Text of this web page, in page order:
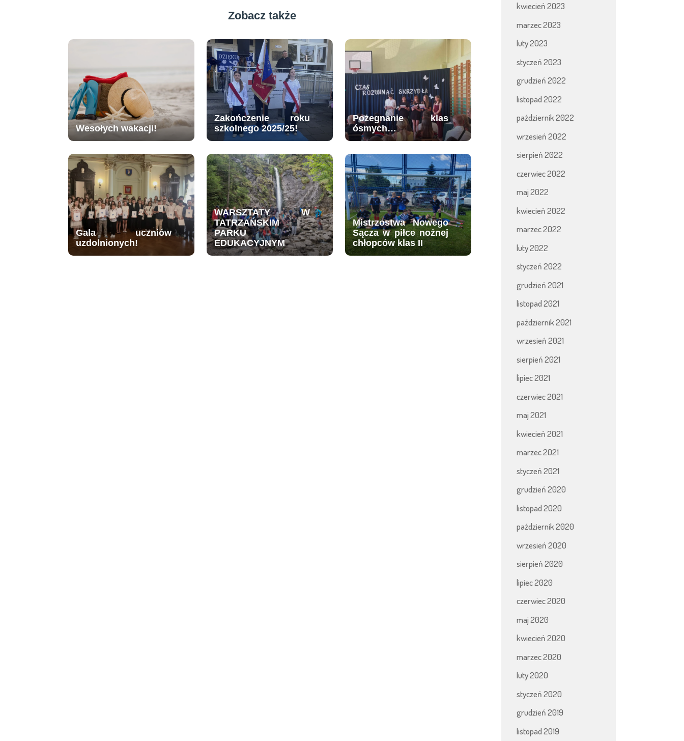
Zobacz także
Wesołych wakacji!
Zakończenie roku
szkolnego 2025/25!
Pożegnanie klas
ósmych…
Gala uczniów
uzdolnionych!
WARSZTATY W
TATRZAŃSKIM
PARKU
EDUKACYJNYM
Mistrzostwa Nowego
Sącza w piłce nożnej
chłopców klas II
kwiecień 2023
marzec 2023
luty 2023
styczeń 2023
grudzień 2022
listopad 2022
październik 2022
wrzesień 2022
sierpień 2022
czerwiec 2022
maj 2022
kwiecień 2022
marzec 2022
luty 2022
styczeń 2022
grudzień 2021
listopad 2021
październik 2021
wrzesień 2021
sierpień 2021
lipiec 2021
czerwiec 2021
maj 2021
kwiecień 2021
marzec 2021
styczeń 2021
grudzień 2020
listopad 2020
październik 2020
wrzesień 2020
sierpień 2020
lipiec 2020
czerwiec 2020
maj 2020
kwiecień 2020
marzec 2020
luty 2020
styczeń 2020
grudzień 2019
listopad 2019